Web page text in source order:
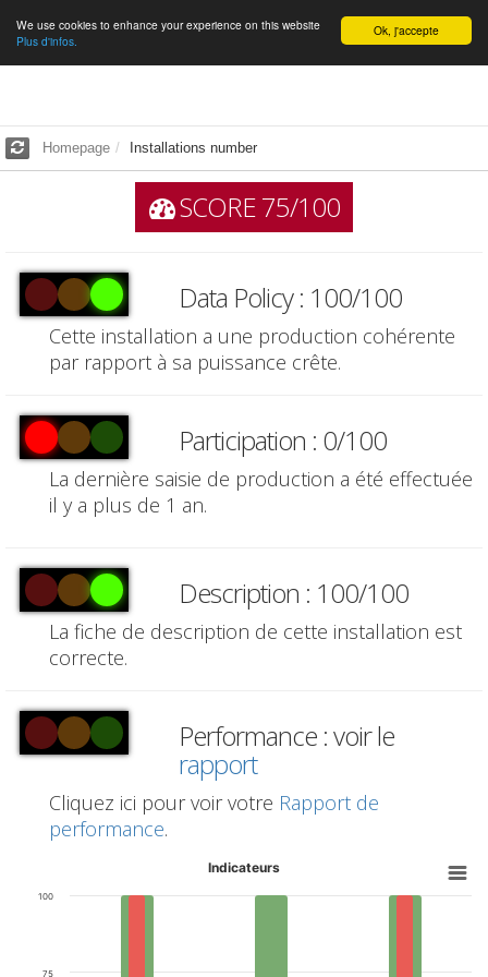
English Ok, j'accepte
We use cookies to enhance your experience on this website
Plus d'infos.
Homepage Installations number
SCORE 75/100
Data Policy : 100/100
Cette installation a une production cohérente
par rapport à sa puissance crête.
Participation : 0/100
La dernière saisie de production a été effectuée
il y a plus de 1 an.
Description : 100/100
La fiche de description de cette installation est
correcte.
Performance : voir le
rapport
Cliquez ici pour voir votre Rapport de
performance.
Indicateurs
75
100